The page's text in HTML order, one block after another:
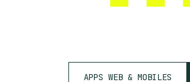
APPS WEB & MOBILES